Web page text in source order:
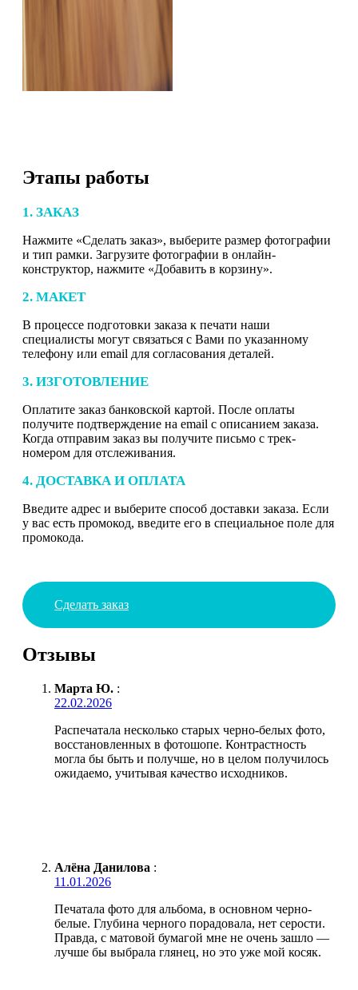
Этапы работы
1. ЗАКАЗ
Нажмите «Сделать заказ», выберите размер фотографии
и тип рамки. Загрузите фотографии в онлайн-
конструктор, нажмите «Добавить в корзину».
2. МАКЕТ
В процессе подготовки заказа к печати наши
специалисты могут связаться с Вами по указанному
телефону или email для согласования деталей.
3. ИЗГОТОВЛЕНИЕ
Оплатите заказ банковской картой. После оплаты
получите подтверждение на email с описанием заказа.
Когда отправим заказ вы получите письмо с трек-
номером для отслеживания.
4. ДОСТАВКА И ОПЛАТА
Введите адрес и выберите способ доставки заказа. Если
у вас есть промокод, введите его в специальное поле для
промокода.
Сделать заказ
Отзывы
Марта Ю. :
22.02.2026
Распечатала несколько старых черно-белых фото,
восстановленных в фотошопе. Контрастность
могла бы быть и получше, но в целом получилось
ожидаемо, учитывая качество исходников.
Алёна Данилова :
11.01.2026
Печатала фото для альбома, в основном черно-
белые. Глубина черного порадовала, нет серости.
Правда, с матовой бумагой мне не очень зашло —
лучше бы выбрала глянец, но это уже мой косяк.